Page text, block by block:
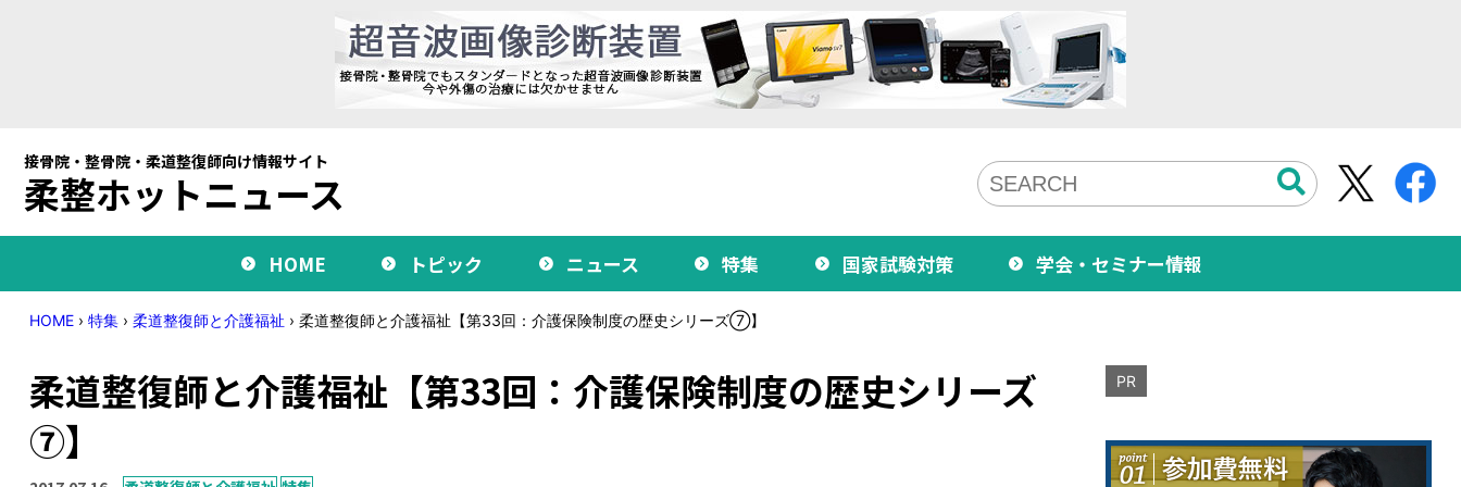
接骨院・整骨院・柔道整復師向け情報サイト
柔整ホットニュース
HOME トピック ニュース 特集 国家試験対策 学会・セミナー情報
HOME › 特集 › 柔道整復師と介護福祉 › 柔道整復師と介護福祉【第33回：介護保険制度の歴史シリーズ⑦】
柔道整復師と介護福祉【第33回：介護保険制度の歴史シリーズ
⑦】
PR